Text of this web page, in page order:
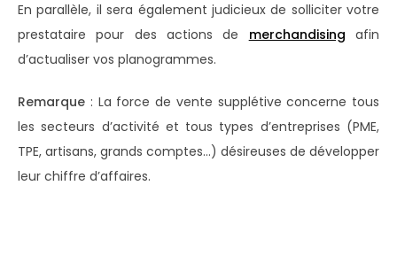
En parallèle, il sera également judicieux de solliciter votre
prestataire pour des actions de merchandising afin
d’actualiser vos planogrammes.
Remarque : La force de vente supplétive concerne tous
les secteurs d’activité et tous types d’entreprises (PME,
TPE, artisans, grands comptes…) désireuses de développer
leur chiffre d’affaires.